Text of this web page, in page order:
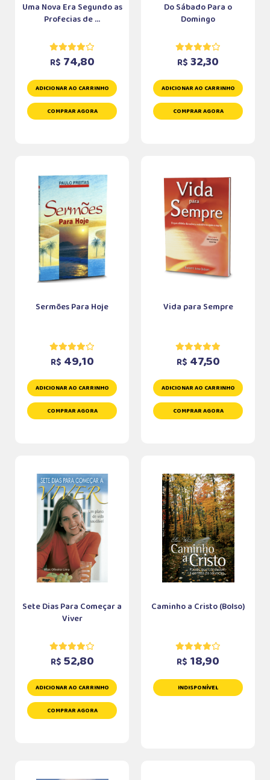
Uma Nova Era Segundo as
Profecias de ...
R$ 74,80
ADICIONAR AO CARRINHO
COMPRAR AGORA
Do Sábado Para o
Domingo
R$ 32,30
ADICIONAR AO CARRINHO
COMPRAR AGORA
Sermões Para Hoje
R$ 49,10
ADICIONAR AO CARRINHO
COMPRAR AGORA
Vida para Sempre
R$ 47,50
ADICIONAR AO CARRINHO
COMPRAR AGORA
Sete Dias Para Começar a
Viver
R$ 52,80
ADICIONAR AO CARRINHO
COMPRAR AGORA
Caminho a Cristo (Bolso)
R$ 18,90
INDISPONÍVEL